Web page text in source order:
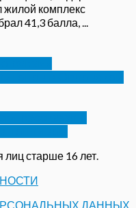
жилой комплекс
41,3 балла, ...
старше 16 лет.
ДАННЫХ